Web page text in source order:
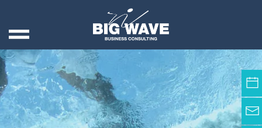
Skip to main contentBlog
Smarte Tipps, wie Sie den
Kopf über ass er halten